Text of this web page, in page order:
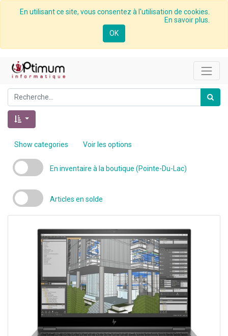
En utilisant ce site, vous consentez à l'utilisation de cookies.
En savoir plus.
OK
Show categories Voir les options
En inventaire à la boutique (Pointe-Du-Lac)
Articles en solde